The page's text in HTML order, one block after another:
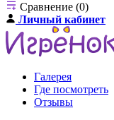
Сравнение (0)
Личный кабинет
Галерея
Где посмотреть
Отзывы